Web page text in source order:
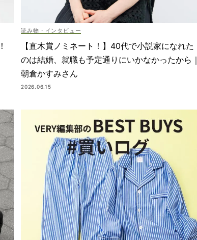
読み物・インタビュー
【直木賞ノミネート！】40代で小説家になれた
のは結婚、就職も予定通りにいかなかったから｜
朝倉かすみさん
2026.06.15